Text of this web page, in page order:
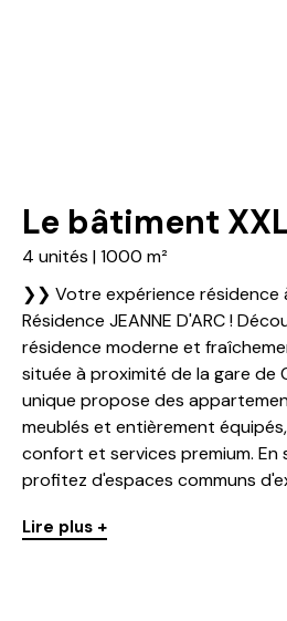
Le bâtiment
4 unités | 1000 m²
❯❯ Votre expérience résidence
Résidence JEANNE D'ARC !
résidence moderne et
située à proximité de la gare de
unique propose des
meublés et entièrement
confort et services premium. En
profitez d'espaces communs
Lire plus +